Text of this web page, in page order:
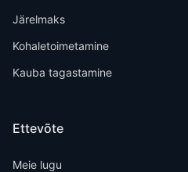
Järelmaks
Kohaletoimetamine
Kauba tagastamine
Ettevõte
Meie lugu